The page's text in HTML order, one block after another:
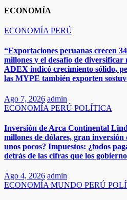
ECONOMÍA
ECONOMÍA PERÚ
“Exportaciones peruanas crecen
millones y el desafío de diversificar
ADEX indicó crecimiento sólido,
las MYPE también exporten
Ago 7, 2026 admin
ECONOMÍA PERÚ POLÍTICA
Inversión de Arca Continental
millones de dólares, gran
unos pocos? Impuestos: ¿todos
detrás de las cifras que los
Ago 4, 2026 admin
ECONOMÍA MUNDO PERÚ